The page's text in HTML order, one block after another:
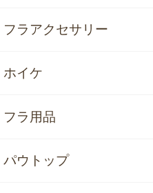
フラアクセサリー
ホイケ
フラ用品
パウトップ